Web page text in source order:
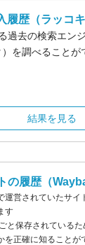
履歴（ラッコ
過去の検索エン
を調べることが
結果を見る
の履歴（
運営されていたサイ
す
と保存されているた
を正確に知ることが